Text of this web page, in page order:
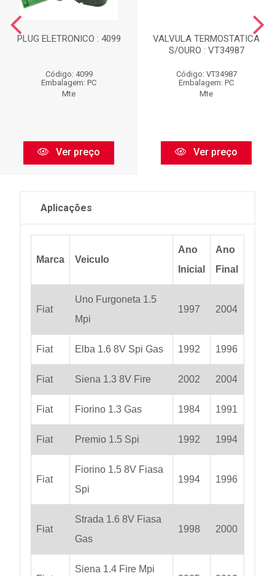
PLUG ELETRONICO : 4099
Código: 4099
Embalagem: PC
Mte
Ver preço
VALVULA TERMOSTATICA
S/OURO : VT34987
Código: VT34987
Embalagem: PC
Mte
Ver preço
Aplicações
Marca Veiculo
Ano
Inicial
Ano
Final
Fiat
Uno Furgoneta 1.5
Mpi
1997 2004
Fiat Elba 1.6 8V Spi Gas 1992 1996
Fiat Siena 1.3 8V Fire 2002 2004
Fiat Fiorino 1.3 Gas 1984 1991
Fiat Premio 1.5 Spi 1992 1994
Fiat
Fiorino 1.5 8V Fiasa
Spi
1994 1996
Fiat
Strada 1.6 8V Fiasa
Gas
1998 2000
Siena 1.4 Fire Mpi